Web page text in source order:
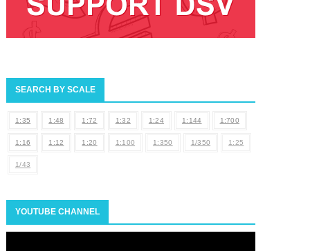
SEARCH BY SCALE
1:35 1:48 1:72 1:32 1:24 1:144 1:700
1:16 1:12 1:20 1:100 1:350 1/350 1:25
1/43
YOUTUBE CHANNEL